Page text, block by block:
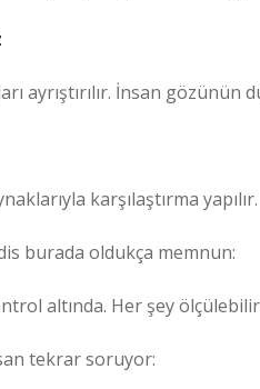
ayrıştırılır. İnsan gözünün
karşılaştırma yapılır.
burada oldukça memnun:
altında. Her şey
tekrar soruyor: